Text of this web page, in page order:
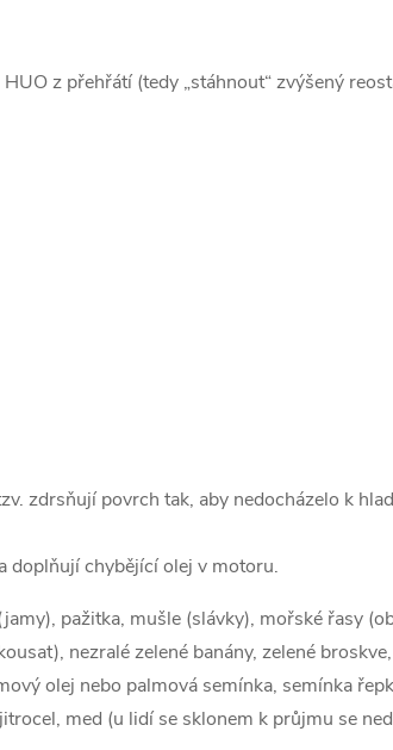
z přehřátí (tedy „stáhnout“ zvýšený
zdrsňují povrch tak, aby nedocházelo k
doplňují chybějící olej v motoru.
pažitka, mušle (slávky), mořské řasy
nezralé zelené banány, zelené
olej nebo palmová semínka, semínka
med (u lidí se sklonem k průjmu se